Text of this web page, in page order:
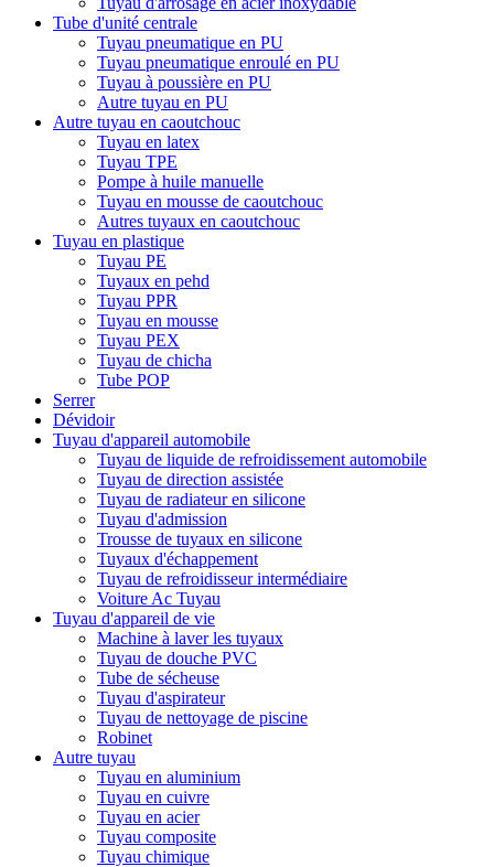
Tube d'unité centrale
Tuyau pneumatique en PU
Tuyau pneumatique enroulé en PU
Tuyau à poussière en PU
Autre tuyau en PU
Autre tuyau en caoutchouc
Tuyau en latex
Tuyau TPE
Pompe à huile manuelle
Tuyau en mousse de caoutchouc
Autres tuyaux en caoutchouc
Tuyau en plastique
Tuyau PE
Tuyaux en pehd
Tuyau PPR
Tuyau en mousse
Tuyau PEX
Tuyau de chicha
Tube POP
Serrer
Dévidoir
Tuyau d'appareil automobile
Tuyau de liquide de refroidissement automobile
Tuyau de direction assistée
Tuyau de radiateur en silicone
Tuyau d'admission
Trousse de tuyaux en silicone
Tuyaux d'échappement
Tuyau de refroidisseur intermédiaire
Voiture Ac Tuyau
Tuyau d'appareil de vie
Machine à laver les tuyaux
Tuyau de douche PVC
Tube de sécheuse
Tuyau d'aspirateur
Tuyau de nettoyage de piscine
Robinet
Autre tuyau
Tuyau en aluminium
Tuyau en cuivre
Tuyau en acier
Tuyau composite
Tuyau chimique